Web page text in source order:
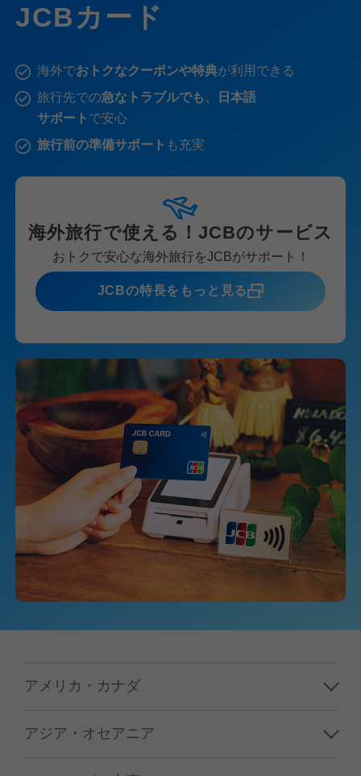
JCBカード
海外でおトクなクーポンや特典が利用できる
旅行先での急なトラブルでも、日本語
サポート で安心
旅行前の準備サポート も充実
海外旅行で使える！JCBのサービス
おトクで安心な海外旅行をJCBがサポート！
JCBの特長をもっと見る
アメリカ・カナダ
ハワイ
アジア・オセアニア